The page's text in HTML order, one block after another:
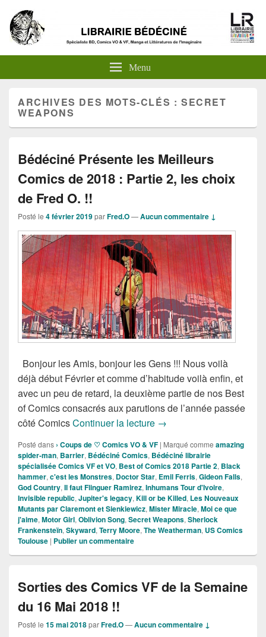
Menu
ARCHIVES DES MOTS-CLÉS :SECRET
WEAPONS
Bédéciné Présente les Meilleurs
Comics de 2018 : Partie 2, les choix
de Fred O. !!
Posté le 4 février 2019parFred.O—Aucun commentaire ↓
Bonjour les Amis, bonjour les Gens !!! Nous voilà
déjà début Février et comme d’habitude voilà enfin, et
avec un peu de retard, la deuxième partie de nos Best
of Comics consacrés aux parutions de l’année passée
côté ComicsContinuer la lecture Bédéciné Présente les
→
Posté dans › Coups de ♡ Comics VO & VF | Marqué comme amazing
spider-man, Barrier, Bédéciné Comics, Bédéciné librairie
spécialisée Comics VF et VO, Best of Comics 2018 Partie 2, Black
hammer, c'est les Monstres, Doctor Star, Emil Ferris, Gideon Falls,
God Country, Il faut Flinguer Ramirez, Inhumans Tour d'Ivoire,
Invisible republic, Jupiter's legacy, Kill or be Killed, Les Nouveaux
Mutants par Claremont et Sienkiewicz, Mister Miracle, Moi ce que
j'aime, Motor Girl, Oblivion Song, Secret Weapons, Sherlock
Frankensteïn, Skyward, Terry Moore, The Weatherman, US Comics
Toulouse | Publier un commentaire
Sorties des Comics VF de la Semaine
du 16 Mai 2018 !!
Posté le 15 mai 2018parFred.O—Aucun commentaire ↓